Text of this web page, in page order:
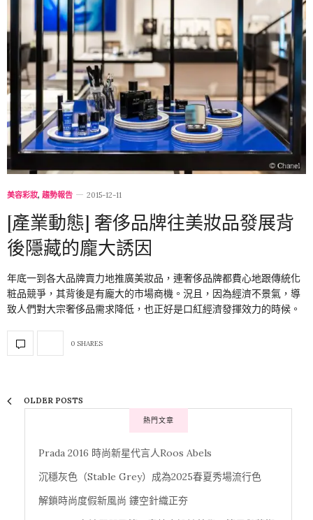
美容彩妝, 趨勢報告 2015-12-11
[產業動態] 奢侈品牌往美妝品發展背
後隱藏的龐大誘因
年底一到各大品牌賣力地推廣美妝品，連奢侈品牌都費心地跟傳統化
粧品競爭，其背後是有龐大的市場商機。況且，因為經濟不景氣，導
致人們對大宗奢侈品需求降低，也正好是口紅經濟發揮效力的時候。
0 SHARES
OLDER POSTS
熱門文章
Prada 2016 時尚新星代言人Roos Abels
沉穩灰色（Stable Grey）成為2025春夏秀場流行色
解鎖時尚度假新風尚 鏤空針織正夯